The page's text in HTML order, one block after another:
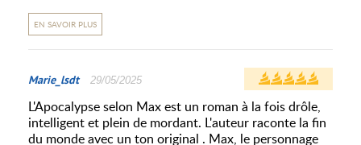
EN SAVOIR PLUS
Marie_lsdt 29/05/2025
L'Apocalypse selon Max est un roman à la fois drôle,
intelligent et plein de mordant. L'auteur raconte la fin
du monde avec un ton original . Max, le personnage